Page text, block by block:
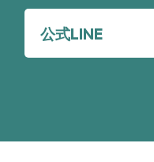
公式LINE